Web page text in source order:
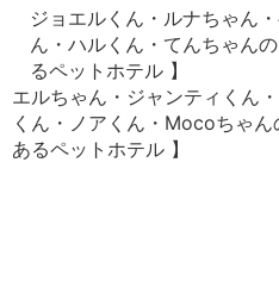
ジョエルくん・ルナちゃん
ん・ハルくん・てんちゃん
るペットホテル 】
エルちゃん・ジャンティくん
くん・ノアくん・Mocoちゃ
あるペットホテル 】